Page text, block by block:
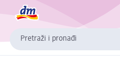
Pretraži i pronađi